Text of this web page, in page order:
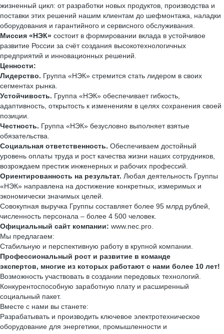
жизненный цикл: от разработки новых продуктов, производства и
поставки этих решений нашим клиентам до шефмонтажа, наладки
оборудования и гарантийного и сервисного обслуживания.
Миссия «НЭК» состоит в формировании вклада в устойчивое
развитие России за счёт создания высокотехнологичных
предприятий и инновационных решений.
Ценности:
Лидерство. Группа «НЭК» стремится стать лидером в своих
сегментах рынка.
Устойчивость. Группа «НЭК» обеспечивает гибкость,
адаптивность, открытость к изменениям в целях сохранения своей
позиции.
Честность. Группа «НЭК» безусловно выполняет взятые
обязательства.
Социальная ответственность. Обеспечиваем достойный
уровень оплаты труда и рост качества жизни наших сотрудников,
возрождаем престиж инженерных и рабочих профессий.
Ориентированность на результат. Любая деятельность Группы
«НЭК» направлена на достижение конкретных, измеримых и
экономически значимых целей.
Совокупная выручка Группы составляет более 95 млрд рублей,
численность персонала – более 4 500 человек.
Официальный сайт компании: www.nec.pro.
Мы предлагаем:
Стабильную и перспективную работу в крупной компании.
Профессиональный рост и развитие в команде
экспертов, многие из которых работают с нами более 10 лет!
Возможность участвовать в создании передовых технологий.
Конкурентоспособную заработную плату и расширенный
социальный пакет.
Вместе с нами вы станете:
Разрабатывать и производить ключевое электротехническое
оборудование для энергетики, промышленности и